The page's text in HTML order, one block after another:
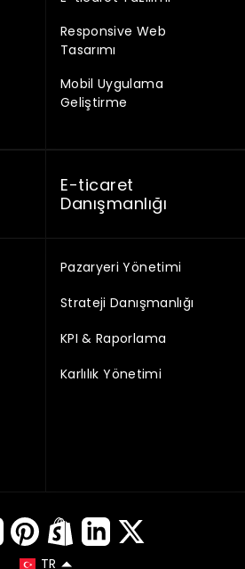
Responsive Web
Tasarımı
Mobil Uygulama
Geliştirme
E-ticaret
Danışmanlığı
Pazaryeri Yönetimi
Strateji Danışmanlığı
KPI & Raporlama
Karlılık Yönetimi
TR